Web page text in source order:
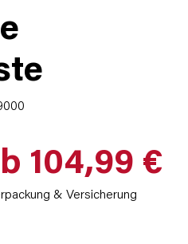
104,99 €
& Versicherung